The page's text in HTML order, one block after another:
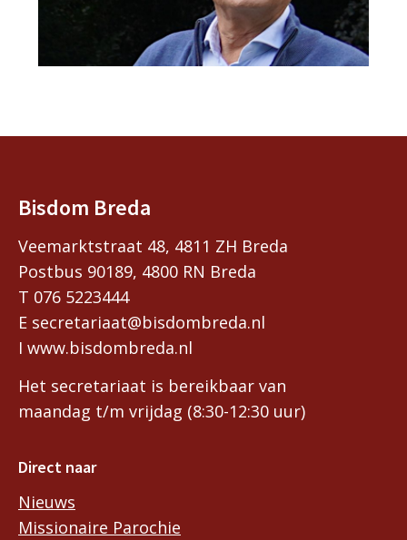
Bisdom Breda
Veemarktstraat 48, 4811 ZH Breda
Postbus 90189, 4800 RN Breda
T 076 5223444
E secretariaat@bisdombreda.nl
I www.bisdombreda.nl
Het secretariaat is bereikbaar van
maandag t/m vrijdag (8:30-12:30 uur)
Direct naar
Nieuws
Missionaire Parochie